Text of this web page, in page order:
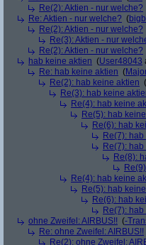
Re(2): Aktien - nur welche?
Re: Aktien - nur welche? (
Re(2): Aktien - nur welche?
Re(3): Aktien - nur
Re(2): Aktien - nur welche?
hab keine aktien (User48043
Re: hab keine aktien (
Re(2): hab keine aktien (
Re(3): hab keine
Re(4): hab keine
Re(5): hab
Re(6): hab
Re(7):
Re(7):
Re(8):
Re(4): hab keine
Re(5): hab
Re(6): hab
Re(7):
ohne Zweifel: AIRBUS!! (-
Re: ohne Zweifel: AIRBUS!!
Re(2): ohne Zweifel: